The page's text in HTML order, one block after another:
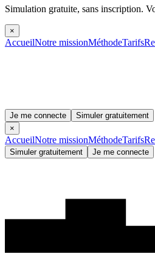
Simulation gratuite, sans inscription.
×
AccueilNotre missionMéthodeTarifs
Je me connecte
Simuler gratuitement
×
AccueilNotre missionMéthodeTarifs
Simuler gratuitement Je me connecte